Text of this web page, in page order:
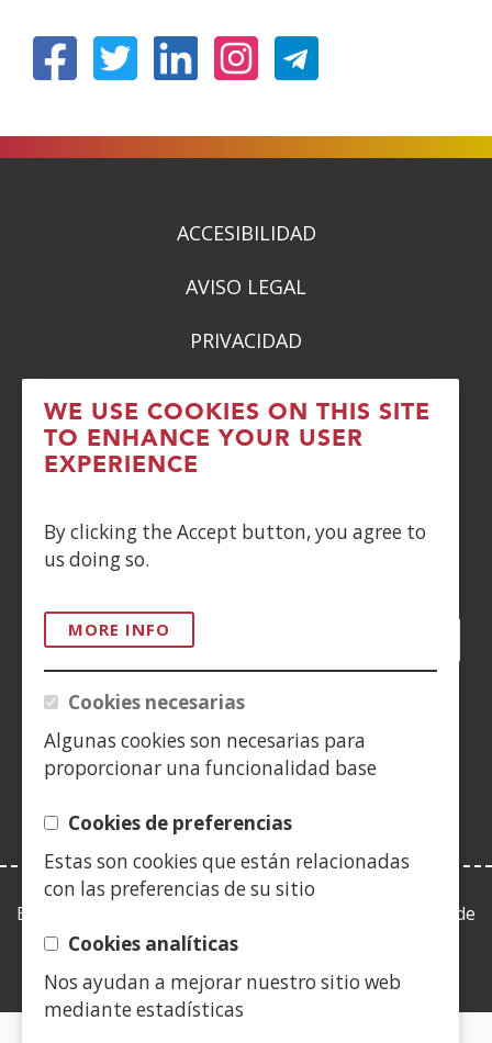
WE USE COOKIES ON THIS SITE
TO ENHANCE YOUR USER
EXPERIENCE
By clicking the Accept button, you agree to
us doing so.
MORE INFO
Cookies necesarias
Algunas cookies son necesarias para
proporcionar una funcionalidad base
Cookies de preferencias
Estas son cookies que están relacionadas
con las preferencias de su sitio
Cookies analíticas
Nos ayudan a mejorar nuestro sitio web
mediante estadísticas
ACCESIBILIDAD
AVISO LEGAL
PRIVACIDAD
DENUNCIAS
Facebook
(Open
in
a
new
window)
Twitter
(Open
in
a
new
window)
LinkedIn
(Open
in
a
new
window)
YouTube
(Open
in
a
new
window)
in
window)
in
window)
in
in
Esta web se ajusta a lo establecido en la Ley 19/2013, de
9 de diciembre, de transparencia, acceso a la